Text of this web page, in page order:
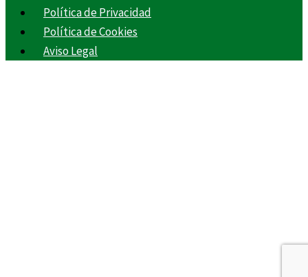
Política de Privacidad
Política de Cookies
Aviso Legal